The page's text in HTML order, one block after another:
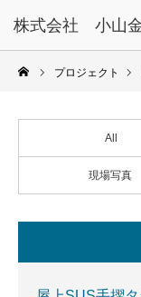
株式会社 小山
プロジェクト
All
現場写真